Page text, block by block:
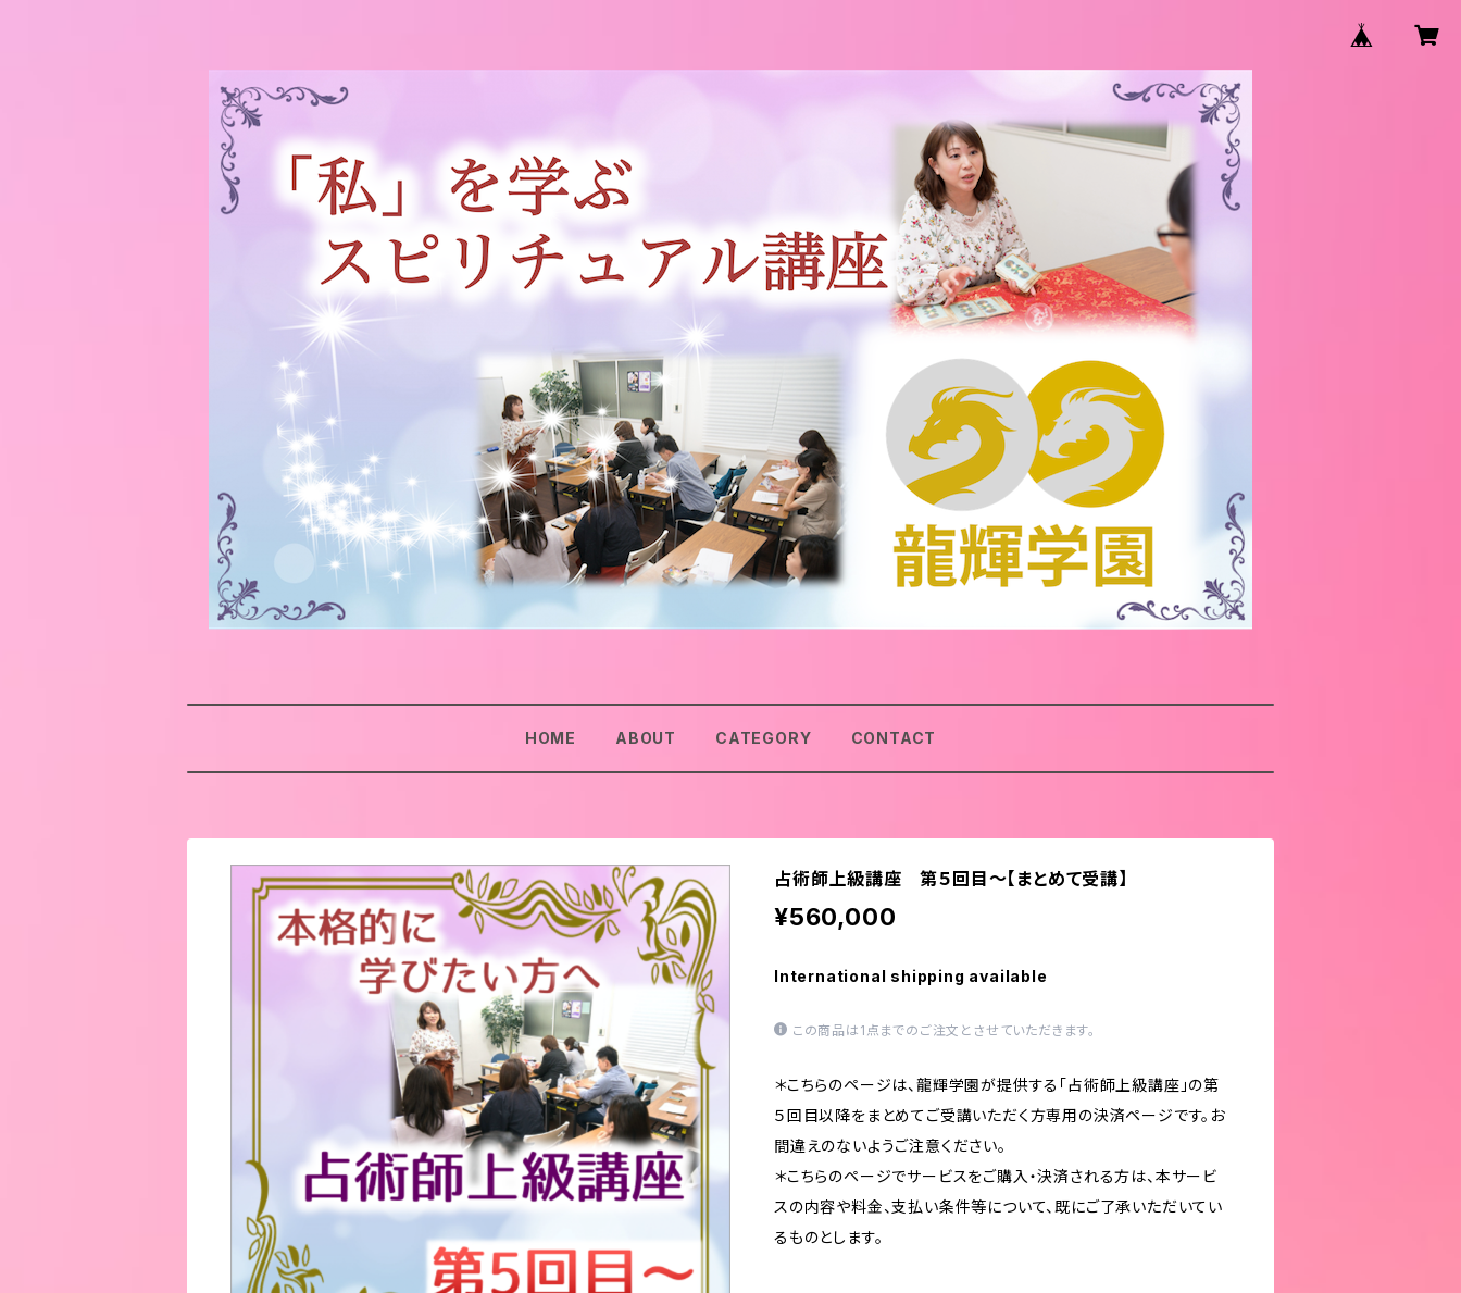
HOME ABOUT CATEGORY CONTACT
占術師上級講座 第５回目〜【まとめて受講】
¥560,000
International shipping available
この商品は1点までのご注文とさせていただきます。
＊こちらのページは、龍輝学園が提供する「占術師上級講座」の第
５回目以降をまとめてご受講いただく方専用の決済ページです。お
間違えのないようご注意ください。
＊こちらのページでサービスをご購入・決済される方は、本サービ
スの内容や料金、支払い条件等について、既にご了承いただいてい
るものとします。